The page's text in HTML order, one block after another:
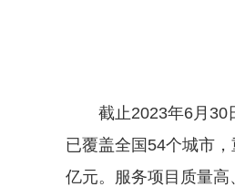
截止2023年6月30
已覆盖全国54个城市
亿元。服务项目质量高